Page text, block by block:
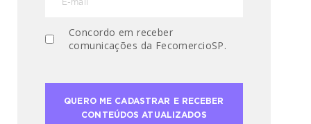
Concordo em receber
comunicações da FecomercioSP.